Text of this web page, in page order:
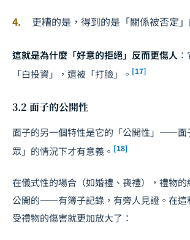
更糟的是，得到的是「關係被否定
這就是為什麼「好意的拒絕」反而更傷人
「白投資」，還被「打臉」。 [17]
3.2 面子的公開性
面子的另一個特性是它的「公開性」——面
眾」的情況下才有意義。 [18]
在儀式性的場合（如婚禮、喪禮），禮物
公開的——有簿子記錄，有旁人見證。在這
受禮物的傷害就更加放大了：